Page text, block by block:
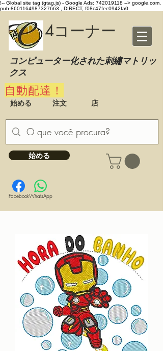
!-- Global site tag (gtag.js) - Google Ads: 742019118 --> google.com,
pub-8601164987327663 , DIRECT, f08c47fec0942fa0
4コーナー
コンピューター化された刺繡マトリッ
クス
自動配達！
始める 注文 店
始める
FacebookWhatsApp